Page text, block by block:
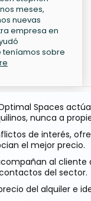
meses,
nuevas
empresa en
teníamos sobre
Spaces
nunca a
de interés,
el mejor precio.
al
del sector.
del alquiler e